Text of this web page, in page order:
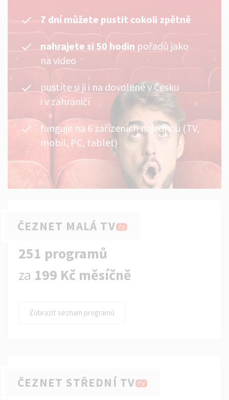
7 dní můžete pustit cokoli zpětně
nahrajete si 50 hodin pořadů jako
na video
pustíte si ji i na dovolené v Česku
i v zahraničí
funguje na 6 zařízeních najednou (TV,
mobil, PC, tablet)
ČEZNET MALÁ TV TV
251 programů
za 199 Kč měsíčně
Zobrazit seznam programů
ČEZNET STŘEDNÍ TV TV